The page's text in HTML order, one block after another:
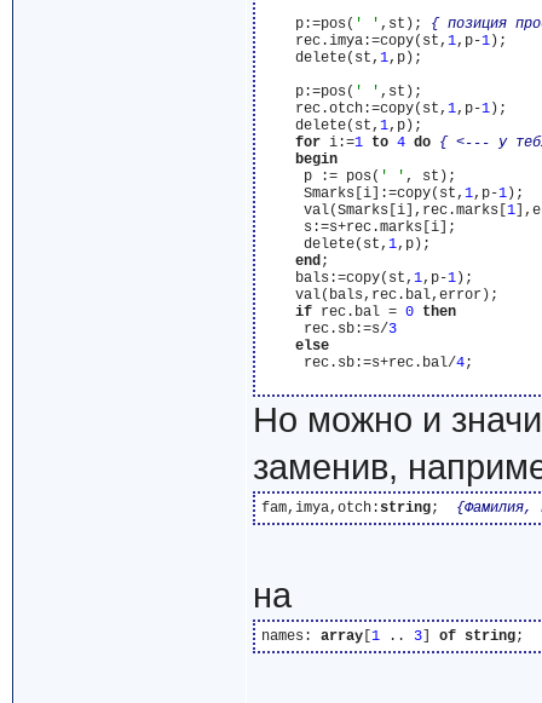
    p:=pos(
' ' ,st); { позиция
    rec.imya:=copy(st,
1,p-1);
    delete(st,
1,p);
    p:=pos(
' ' ,st);
    rec.otch:=copy(st,
1,p-1);
    delete(st,
1,p);
for i:=1 to 4 do { <--- у
begin
     p := pos(
' ' , st);
     Smarks[i]:=copy(st,
1,p-1);
     val(Smarks[i],rec.marks[
1
     s:=s+rec.marks[i];
     delete(st,
1,p);
end;
    bals:=copy(st,
1,p-1);
    val(bals,rec.bal,error);
if rec.bal = 0 then
     rec.sb:=s/
3
else
     rec.sb:=s+rec.bal/
4;
Но можно и
заменив,
fam,imya,otch:string; {Фамилия,
на
names: array[ 1 .. 3] of string